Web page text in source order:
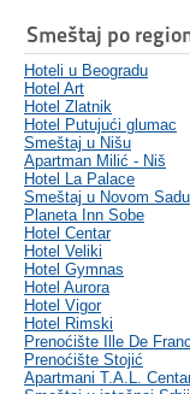
Smeštaj po
Hoteli u Beogradu
Hotel Art
Hotel Zlatnik
Hotel Putujući glumac
Smeštaj u Nišu
Apartman Milić - Niš
Hotel La Palace
Smeštaj u Novom Sadu
Planeta Inn Sobe
Hotel Centar
Hotel Veliki
Hotel Gymnas
Hotel Aurora
Hotel Vigor
Hotel Rimski
Prenoćište Ille De
Prenoćište Stojić
Apartmani T.A.L.